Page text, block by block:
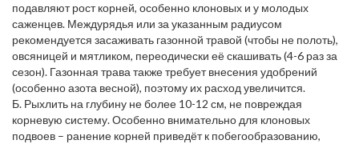
подавляют рост корней, особенно клоновых и у молодых
саженцев. Междурядья или за указанным радиусом
рекомендуется засаживать газонной травой (чтобы не полоть),
овсяницей и мятликом, переодически её скашивать (4-6 раз за
сезон). Газонная трава также требует внесения удобрений
(особенно азота весной), поэтому их расход увеличится.
Б. Рыхлить на глубину не более 10-12 см, не повреждая
корневую систему. Особенно внимательно для клоновых
подвоев – ранение корней приведёт к побегообразованию,